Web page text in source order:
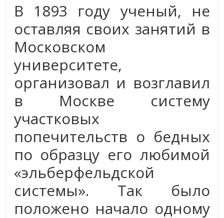
В 1893 году ученый, не
оставляя своих занятий в
Московском
университете,
организовал и возглавил
в Москве систему
участковых
попечительств о бедных
по образцу его любимой
«эльберфельдской
системы». Так было
положено начало одному